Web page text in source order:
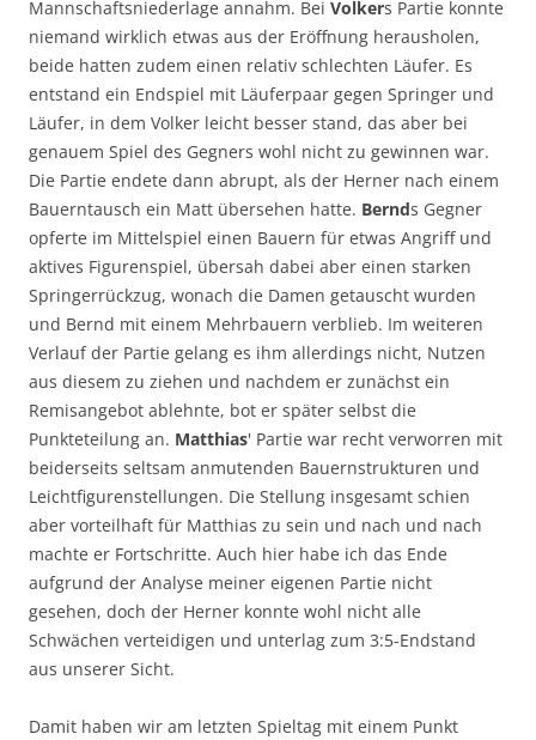
Mannschaftsniederlage annahm. Bei Volkers Partie konnte
niemand wirklich etwas aus der Eröffnung herausholen,
beide hatten zudem einen relativ schlechten Läufer. Es
entstand ein Endspiel mit Läuferpaar gegen Springer und
Läufer, in dem Volker leicht besser stand, das aber bei
genauem Spiel des Gegners wohl nicht zu gewinnen war.
Die Partie endete dann abrupt, als der Herner nach einem
Bauerntausch ein Matt übersehen hatte. Bernds Gegner
opferte im Mittelspiel einen Bauern für etwas Angriff und
aktives Figurenspiel, übersah dabei aber einen starken
Springerrückzug, wonach die Damen getauscht wurden
und Bernd mit einem Mehrbauern verblieb. Im weiteren
Verlauf der Partie gelang es ihm allerdings nicht, Nutzen
aus diesem zu ziehen und nachdem er zunächst ein
Remisangebot ablehnte, bot er später selbst die
Punkteteilung an. Matthias' Partie war recht verworren mit
beiderseits seltsam anmutenden Bauernstrukturen und
Leichtfigurenstellungen. Die Stellung insgesamt schien
aber vorteilhaft für Matthias zu sein und nach und nach
machte er Fortschritte. Auch hier habe ich das Ende
aufgrund der Analyse meiner eigenen Partie nicht
gesehen, doch der Herner konnte wohl nicht alle
Schwächen verteidigen und unterlag zum 3:5-Endstand
aus unserer Sicht.
Damit haben wir am letzten Spieltag mit einem Punkt